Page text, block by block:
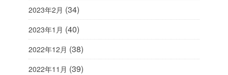
2023年2月 (34)
2023年1月 (40)
2022年12月 (38)
2022年11月 (39)